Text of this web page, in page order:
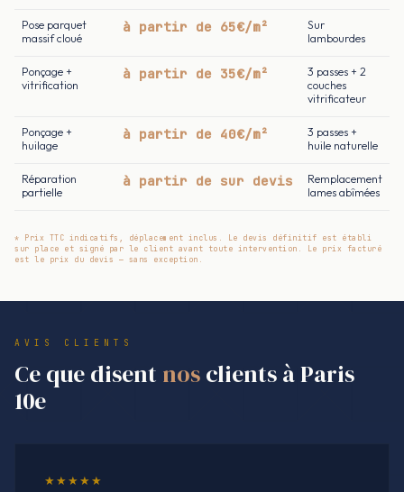
Pose parquet
massif cloué
à partir de 65€/m²
Sur
lambourdes
Ponçage +
vitrification
à partir de 35€/m²
3 passes + 2
couches
vitrificateur
Ponçage +
huilage
à partir de 40€/m²
3 passes +
huile naturelle
Réparation
partielle
à partir de sur devis
Remplacement
lames abîmées
* Prix TTC indicatifs, déplacement inclus. Le devis définitif est établi
sur place et signé par le client avant toute intervention. Le prix facturé
est le prix du devis — sans exception.
AVIS CLIENTS
Ce que disent nosclients à Paris
10e
★★★★★